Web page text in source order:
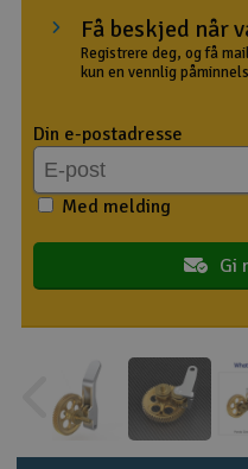
Radioutstyr
Smarthjem, lek
Solenergi
Sparkesykler &
Verktøy, utstyr
Gavekort
Få beskjed når
Registrere deg, og få
kun en vennlig
Din e-postadresse
Med melding
Gi